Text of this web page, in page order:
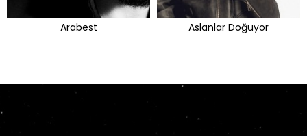
Arabest Aslanlar Doğuyor